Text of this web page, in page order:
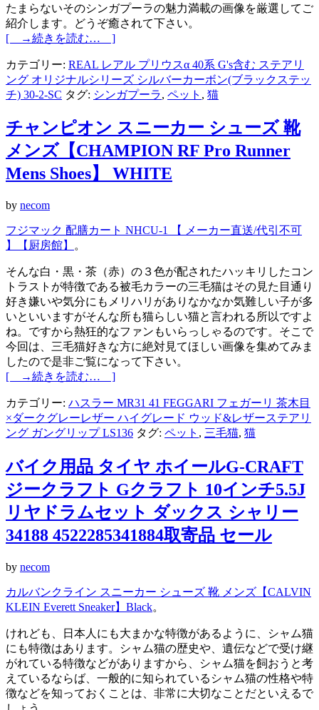
たまらないそのシンガプーラの魅力満載の画像を厳選してご
紹介します。どうぞ癒されて下さい。
[ →続きを読む… ]
カテゴリー: REAL レアル プリウスα 40系 G's含む ステアリ
ング オリジナルシリーズ シルバーカーボン(ブラックステッ
チ) 30-2-SC タグ: シンガプーラ, ペット , 猫
チャンピオン スニーカー シューズ 靴
メンズ【CHAMPION RF Pro Runner
Mens Shoes】 WHITE
by necom
フジマック 配膳カート NHCU-1 【 メーカー直送/代引不可
】【厨房館】
。
そんな白・黒・茶（赤）の３色が配されたハッキリしたコン
トラストが特徴である被毛カラーの三毛猫はその見た目通り
好き嫌いや気分にもメリハリがありなかなか気難しい子が多
いといいますがそんな所も猫らしい猫と言われる所以ですよ
ね。ですから熱狂的なファンもいらっしゃるのです。そこで
今回は、三毛猫好きな方に絶対見てほしい画像を集めてみま
したので是非ご覧になって下さい。
[ →続きを読む… ]
カテゴリー: ハスラー MR31 41 FEGGARI フェガーリ 茶木目
×ダークグレーレザー ハイグレード ウッド&レザーステアリ
ング ガングリップ LS136 タグ: ペット , 三毛猫, 猫
バイク用品 タイヤ ホイールG-CRAFT
ジークラフト Gクラフト 10インチ5.5J
リヤドラムセット ダックス シャリー
34188 4522285341884取寄品 セール
by necom
カルバンクライン スニーカー シューズ 靴 メンズ【CALVIN
KLEIN Everett Sneaker】Black。
けれども、日本人にも大まかな特徴があるように、シャム猫
にも特徴はあります。シャム猫の歴史や、遺伝などで受け継
がれている特徴などがありますから、シャム猫を飼おうと考
えているならば、一般的に知られているシャム猫の性格や特
徴などを知っておくことは、非常に大切なことだといえるで